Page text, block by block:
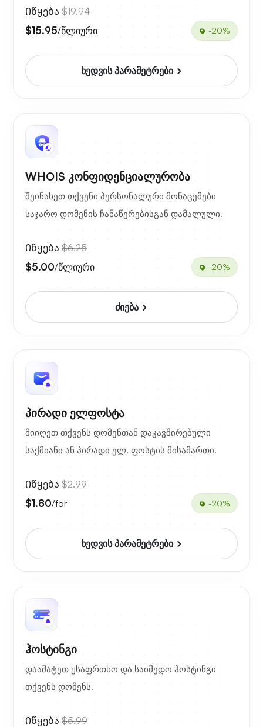
Იწყება $19.94
$15.95/წლიური -20%
ხედვის პარამეტრები
WHOIS კონფიდენციალურობა
შეინახეთ თქვენი პერსონალური მონაცემები
საჯარო დომენის ჩანაწერებისგან დამალული.
Იწყება $6.25
$5.00/წლიური -20%
ძიება
პირადი ელფოსტა
მიიღეთ თქვენს დომენთან დაკავშირებული
საქმიანი ან პირადი ელ. ფოსტის მისამართი.
Იწყება $2.99
$1.80/for -20%
ხედვის პარამეტრები
ჰოსტინგი
დაამატეთ უსაფრთხო და საიმედო ჰოსტინგი
თქვენს დომენს.
Იწყება $5.99